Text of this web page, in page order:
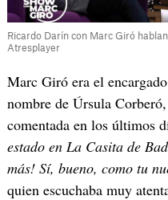
Ricardo Darín con Marc Giró
Atresplayer
Marc Giró era el
nombre de Úrsula
comentada en los últimos
estado en La Casita de
más! Sí, bueno, como tu
quien escuchaba muy